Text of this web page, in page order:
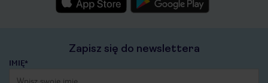
Zapisz się do newslettera
IMIĘ*